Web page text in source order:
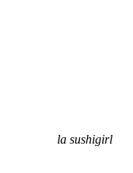
la sushigirl